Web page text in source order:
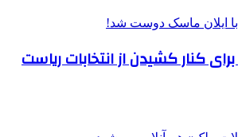
کنار کشیدن از انتخابات ریاست